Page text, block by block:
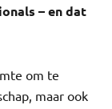
– en dat
om te
maar ook